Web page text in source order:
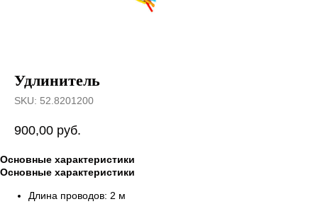
Удлинитель
SKU: 52.8201200
900,00 руб.
Основные характеристики
Основные характеристики
Длина проводов: 2 м